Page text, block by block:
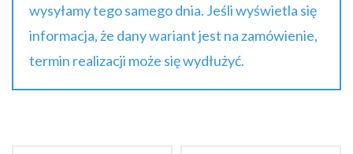
wysyłamy tego samego dnia. Jeśli wyświetla się
informacja, że dany wariant jest na zamówienie,
termin realizacji może się wydłużyć.